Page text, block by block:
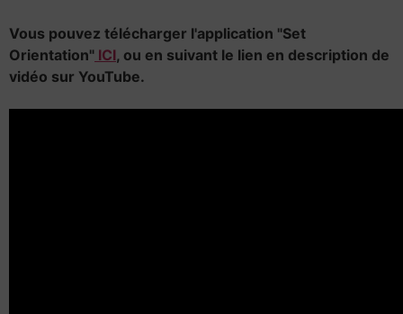
Vous pouvez télécharger l'application "Set
Orientation" ICI, ou en suivant le lien en description de
vidéo sur YouTube.